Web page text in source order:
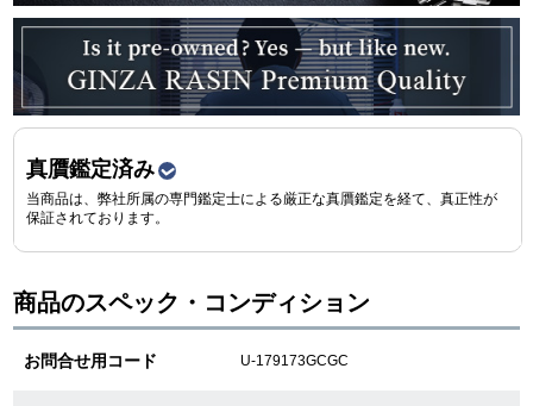
ショッピングローンの流れ
よくある質問
お問い合わせ
保証・アフターサービス
真贋鑑定済み
当商品は、弊社所属の専門鑑定士による厳正な真贋鑑定を経て、真正性が
保証されております。
商品のスペック・コンディション
お問合せ用コード U-179173GCGC